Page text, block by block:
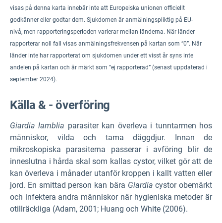
visas på denna karta innebär inte att Europeiska unionen officiellt
godkänner eller godtar dem. Sjukdomen är anmälningspliktig på EU-
nivå, men rapporteringsperioden varierar mellan länderna. När länder
rapporterar noll fall visas anmälningsfrekvensen på kartan som ”0”. När
länder inte har rapporterat om sjukdomen under ett visst år syns inte
andelen på kartan och är märkt som ”ej rapporterad” (senast uppdaterad i
september 2024).
Källa & - överföring
Giardia lamblia parasiter kan överleva i tunntarmen hos
människor, vilda och tama däggdjur. Innan de
mikroskopiska parasiterna passerar i avföring blir de
inneslutna i hårda skal som kallas cystor, vilket gör att de
kan överleva i månader utanför kroppen i kallt vatten eller
jord. En smittad person kan bära Giardiacystor obemärkt
och infektera andra människor när hygieniska metoder är
otillräckliga (Adam, 2001; Huang och White (2006).